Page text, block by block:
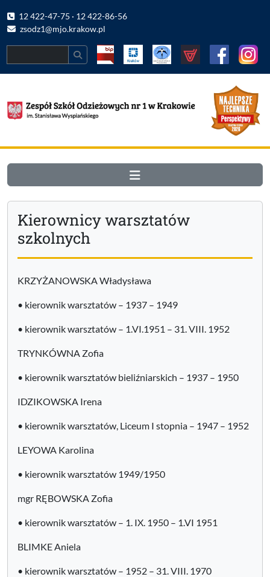
12 422-47-75 · 12 422-86-56
zsodz1@mjo.krakow.pl
Kierownicy warsztatów
szkolnych
KRZYŻANOWSKA Władysława
• kierownik warsztatów – 1937 – 1949
• kierownik warsztatów – 1.VI.1951 – 31. VIII. 1952
TRYNKÓWNA Zofia
• kierownik warsztatów bieliźniarskich – 1937 – 1950
IDZIKOWSKA Irena
• kierownik warsztatów, Liceum I stopnia – 1947 – 1952
LEYOWA Karolina
• kierownik warsztatów 1949/1950
mgr RĘBOWSKA Zofia
• kierownik warsztatów – 1. IX. 1950 – 1.VI 1951
BLIMKE Aniela
• kierownik warsztatów – 1952 – 31. VIII. 1970